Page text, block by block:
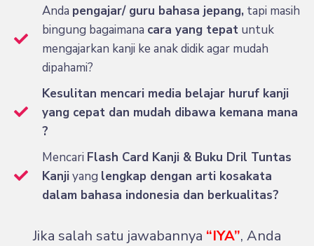
Anda pengajar/ guru bahasa jepang, tapi masih
bingung bagaimana cara yang tepat untuk
mengajarkan kanji ke anak didik agar mudah
dipahami?
Kesulitan mencari media belajar huruf kanji
yang cepat dan mudah dibawa kemana mana
?
Mencari Flash Card Kanji & Buku Dril Tuntas
Kanjiyang lengkap dengan arti kosakata
dalam bahasa indonesia dan berkualitas?
Jika salah satu jawabannya “IYA”, Anda